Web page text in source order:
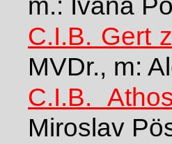
C.I.B. Gert
MVDr., m:
C.I.B.
Miroslav